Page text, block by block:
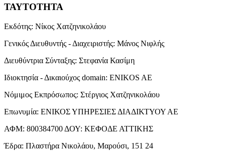
ΤΑΥΤΟΤΗΤΑ
Εκδότης: Νίκος Χατζηνικολάου
Γενικός Διευθυντής - Διαχειριστής: Μάνος Νιφλής
Διευθύντρια Σύνταξης: Στεφανία Κασίμη
Ιδιοκτησία - Δικαιούχος domain: ENIKOS AE
Νόμιμος Εκπρόσωπος: Στέργιος Χατζηνικολάου
Επωνυμία: ΕΝΙΚΟΣ ΥΠΗΡΕΣΙΕΣ ΔΙΑΔΙΚΤΥΟΥ ΑΕ
ΑΦΜ: 800384700 ΔΟΥ: ΚΕΦΟΔΕ ΑΤΤΙΚΗΣ
Έδρα: Πλαστήρα Νικολάου, Μαρούσι, 151 24